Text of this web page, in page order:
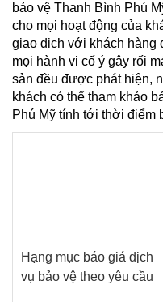
bảo vệ Thanh Bình Phú
cho mọi hoạt động của
giao dịch với khách hàng
mọi hành vi cố ý gây rối
sản đều được phát hiện,
khách có thể tham khảo
Phú Mỹ tính tới thời điểm
Hạng mục báo giá dịch
vụ bảo vệ theo yêu cầu